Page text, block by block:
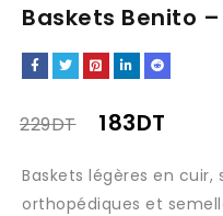
Baskets Benito –
229DT 183DT
Baskets légères en cuir,
orthopédiques et